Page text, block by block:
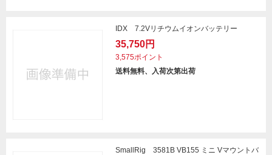
IDX 7.2Vリチウムイオンバッテリー
35,750円
3,575ポイント
送料無料、入荷次第出荷
SmallRig 3581B VB155 ミニ Vマウントバ